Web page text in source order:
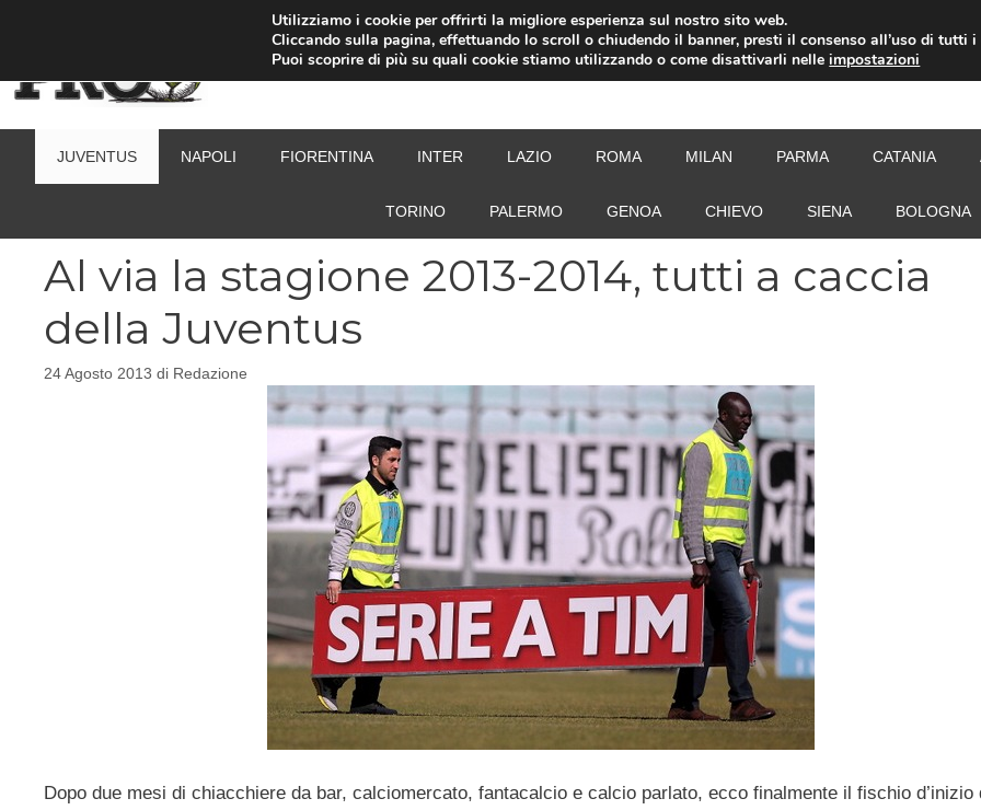
JUVENTUS NAPOLI FIORENTINA INTER LAZIO ROMA MILAN PARMA CATANIA
TORINO PALERMO GENOA CHIEVO SIENA BOLOGNA
Al via la stagione 2013-2014, tutti a caccia
della Juventus
24 Agosto 2013 di Redazione
Dopo due mesi di chiacchiere da bar, calciomercato, fantacalcio e calcio parlato, ecco finalmente il fischio d’inizio
Utilizziamo i cookie per offrirti la migliore esperienza sul nostro sito web.
Cliccando sulla pagina, effettuando lo scroll o chiudendo il banner, presti il consenso all’uso di tutti i
Puoi scoprire di più su quali cookie stiamo utilizzando o come disattivarli nelleimpostazioni